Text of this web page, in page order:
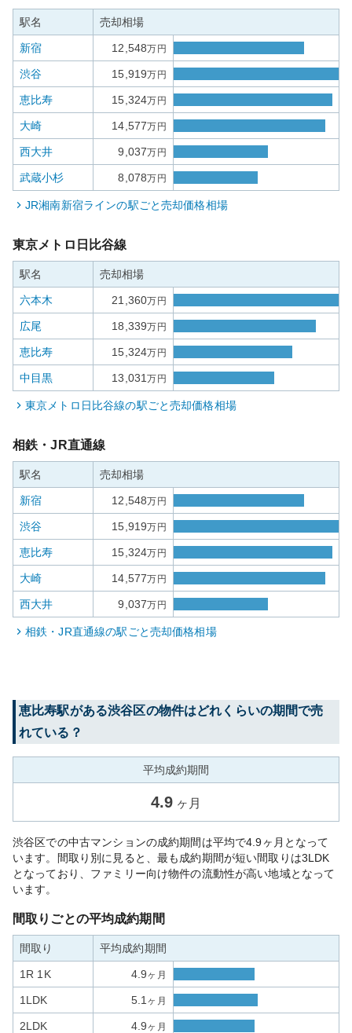
駅名 売却相場
新宿 12,548万円
渋谷 15,919万円
恵比寿 15,324万円
大崎 14,577万円
西大井 9,037万円
武蔵小杉 8,078万円
JR湘南新宿ラインの駅ごと売却価格相場
東京メトロ日比谷線
駅名 売却相場
六本木 21,360万円
広尾 18,339万円
恵比寿 15,324万円
中目黒 13,031万円
東京メトロ日比谷線の駅ごと売却価格相場
相鉄・JR直通線
駅名 売却相場
新宿 12,548万円
渋谷 15,919万円
恵比寿 15,324万円
大崎 14,577万円
西大井 9,037万円
相鉄・JR直通線の駅ごと売却価格相場
恵比寿駅がある渋谷区の物件はどれくらいの期間で売
れている？
平均成約期間
4.9 ヶ月
渋谷区での中古マンションの成約期間は平均で4.9ヶ月となって
います。間取り別に見ると、最も成約期間が短い間取りは3LDK
となっており、ファミリー向け物件の流動性が高い地域となって
います。
間取りごとの平均成約期間
間取り 平均成約期間
1R 1K 4.9ヶ月
1LDK 5.1 ヶ月
2LDK 4.9ヶ月